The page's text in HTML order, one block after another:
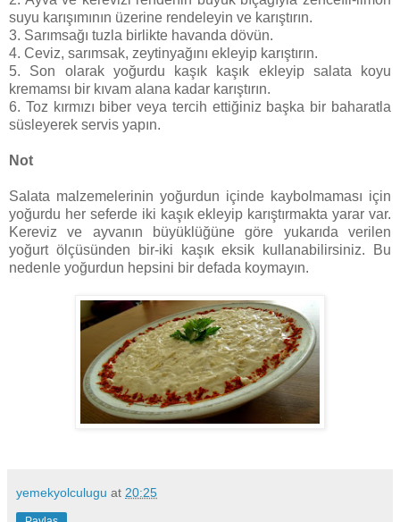
suyu karışımının üzerine rendeleyin ve karıştırın.
3. Sarımsağı tuzla birlikte havanda dövün.
4. Ceviz, sarımsak, zeytinyağını ekleyip karıştırın.
5. Son olarak yoğurdu kaşık kaşık ekleyip salata koyu
kremamsı bir kıvam alana kadar karıştırın.
6. Toz kırmızı biber veya tercih ettiğiniz başka bir baharatla
süsleyerek servis yapın.
Not
Salata malzemelerinin yoğurdun içinde kaybolmaması için
yoğurdu her seferde iki kaşık ekleyip karıştırmakta yarar var.
Kereviz ve ayvanın büyüklüğüne göre yukarıda verilen
yoğurt ölçüsünden bir-iki kaşık eksik kullanabilirsiniz. Bu
nedenle yoğurdun hepsini bir defada koymayın.
yemekyolculugu at 20:25